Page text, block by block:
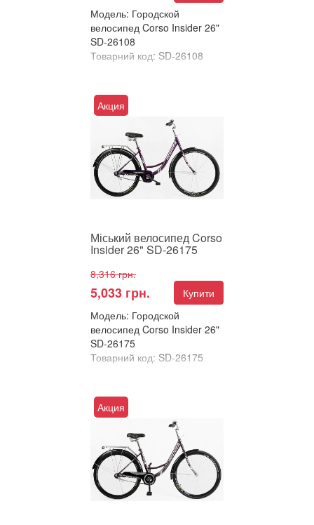
Модель: Городской
велосипед Corso Insider 26"
SD-26108
Товарний код: SD-26108
Міський велосипед Corso
Insider 26" – Класика, яка не
виходить з моди! Шукаєте
простого, надійног...
Акция
Міський велосипед Corso
Insider 26" SD-26175
8,316 грн.
5,033 грн.
Купити
Модель: Городской
велосипед Corso Insider 26"
SD-26175
Товарний код: SD-26175
Міський велосипед Corso
Insider 26" – Класика, яка не
виходить з моди! Шукаєте
простого, надійног...
Акция